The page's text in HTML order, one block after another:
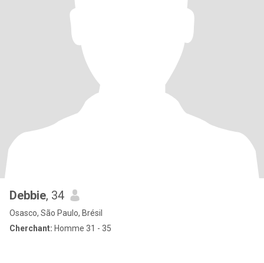
Debbie, 34
Osasco, São Paulo, Brésil
Cherchant: Homme 31 - 35